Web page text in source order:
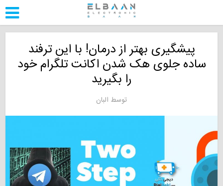
پیشگیری بهتر از درمان! با این ترفند
ساده جلوی هک شدن اکانت تلگرام خود
را بگیرید
توسط البان